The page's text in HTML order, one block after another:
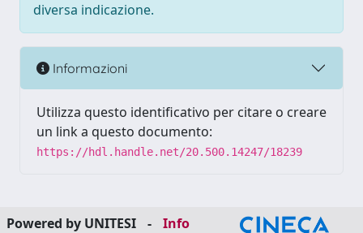
diversa indicazione.
Informazioni
Utilizza questo identificativo per citare o creare
un link a questo documento:
https://hdl.handle.net/20.500.14247/18239
Powered by UNITESI - Info